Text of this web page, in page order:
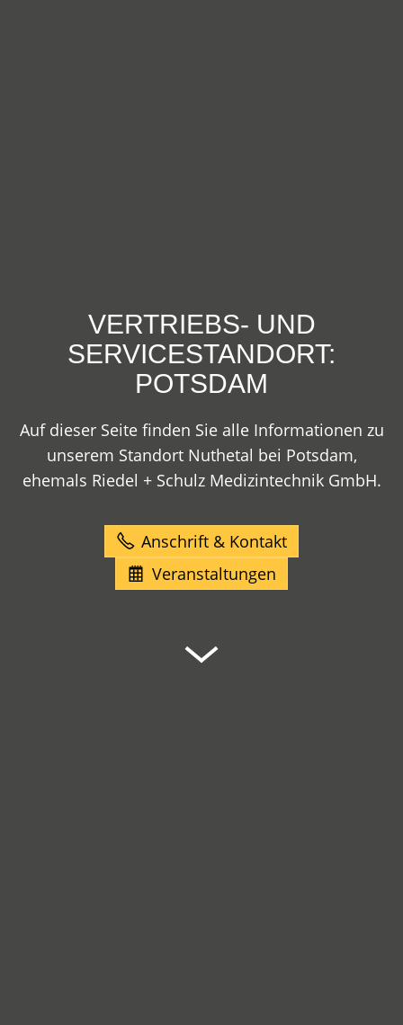
VERTRIEBS- UND
SERVICESTANDORT:
POTSDAM
Auf dieser Seite finden Sie alle Informationen zu
unserem Standort Nuthetal bei Potsdam,
ehemals Riedel + Schulz Medizintechnik GmbH.
Anschrift & Kontakt
Veranstaltungen